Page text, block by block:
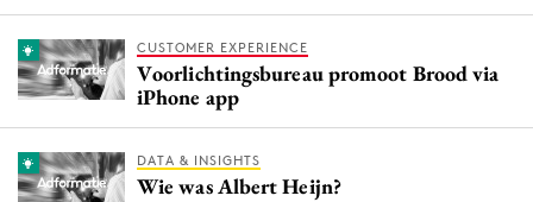
CUSTOMER EXPERIENCE
Voorlichtingsbureau promoot Brood via
iPhone app
DATA & INSIGHTS
Wie was Albert Heijn?